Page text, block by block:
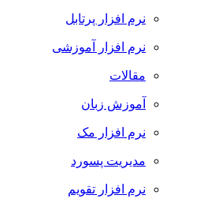
نرم افزار پرتابل
نرم افزار آموزشی
مقالات
آموزش زبان
نرم افزار مک
مدیریت پسورد
نرم افزار تقویم